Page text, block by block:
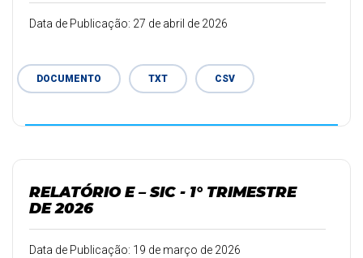
Data de Publicação: 27 de abril de 2026
DOCUMENTO TXT CSV
RELATÓRIO E – SIC - 1° TRIMESTRE
DE 2026
Data de Publicação: 19 de março de 2026